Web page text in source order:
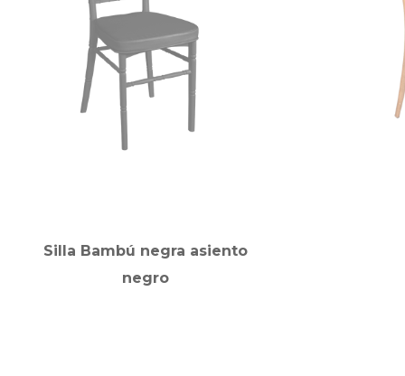
Silla Bambú negra asiento
negro